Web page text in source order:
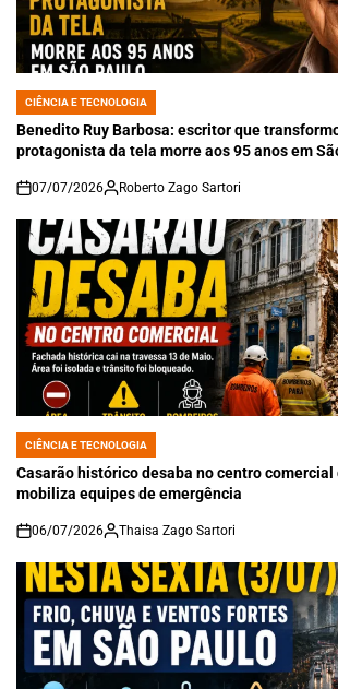
POSTED
IN
CIÊNCIA E TECNOLOGIA
Benedito Ruy Barbosa: escritor que
protagonista da tela morre aos 95 anos em
on
07/07/2026 Roberto Zago Sartori
POSTED
IN
CIÊNCIA E TECNOLOGIA
Casarão histórico desaba no centro comercial
mobiliza equipes de emergência
on
06/07/2026 Thaisa Zago Sartori